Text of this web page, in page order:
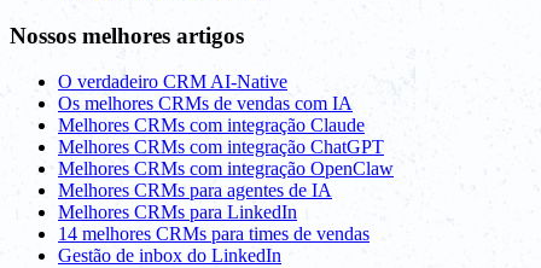
Nossos melhores artigos
O verdadeiro CRM AI-Native
Os melhores CRMs de vendas com IA
Melhores CRMs com integração Claude
Melhores CRMs com integração ChatGPT
Melhores CRMs com integração OpenClaw
Melhores CRMs para agentes de IA
Melhores CRMs para LinkedIn
14 melhores CRMs para times de vendas
Gestão de inbox do LinkedIn